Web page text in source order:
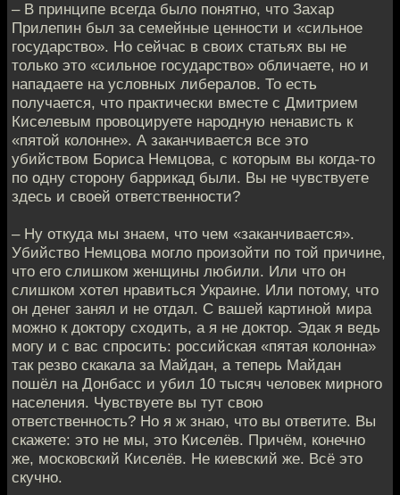
– В принципе всегда было понятно, что Захар
Прилепин был за семейные ценности и «сильное
государство». Но сейчас в своих статьях вы не
только это «сильное государство» обличаете, но и
нападаете на условных либералов. То есть
получается, что практически вместе с Дмитрием
Киселевым провоцируете народную ненависть к
«пятой колонне». А заканчивается все это
убийством Бориса Немцова, с которым вы когда-то
по одну сторону баррикад были. Вы не чувствуете
здесь и своей ответственности?
– Ну откуда мы знаем, что чем «заканчивается».
Убийство Немцова могло произойти по той причине,
что его слишком женщины любили. Или что он
слишком хотел нравиться Украине. Или потому, что
он денег занял и не отдал. С вашей картиной мира
можно к доктору сходить, а я не доктор. Эдак я ведь
могу и с вас спросить: российская «пятая колонна»
так резво скакала за Майдан, а теперь Майдан
пошёл на Донбасс и убил 10 тысяч человек мирного
населения. Чувствуете вы тут свою
ответственность? Но я ж знаю, что вы ответите. Вы
скажете: это не мы, это Киселёв. Причём, конечно
же, московский Киселёв. Не киевский же. Всё это
скучно.